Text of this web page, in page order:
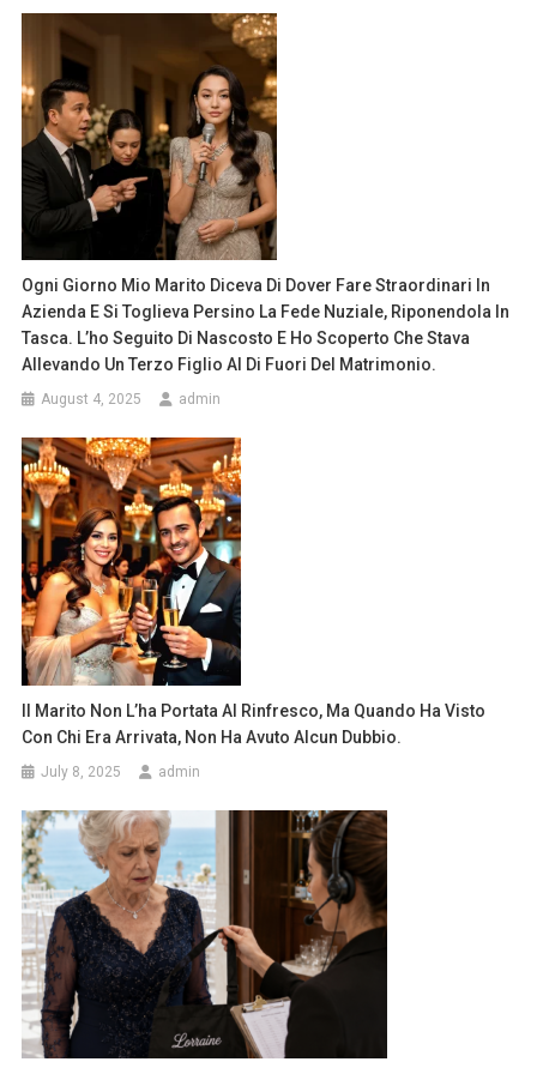
Ogni Giorno Mio Marito Diceva Di Dover Fare Straordinari In
Azienda E Si Toglieva Persino La Fede Nuziale, Riponendola In
Tasca. L’ho Seguito Di Nascosto E Ho Scoperto Che Stava
Allevando Un Terzo Figlio Al Di Fuori Del Matrimonio.
August 4, 2025 admin
Il Marito Non L’ha Portata Al Rinfresco, Ma Quando Ha Visto
Con Chi Era Arrivata, Non Ha Avuto Alcun Dubbio.
July 8, 2025 admin